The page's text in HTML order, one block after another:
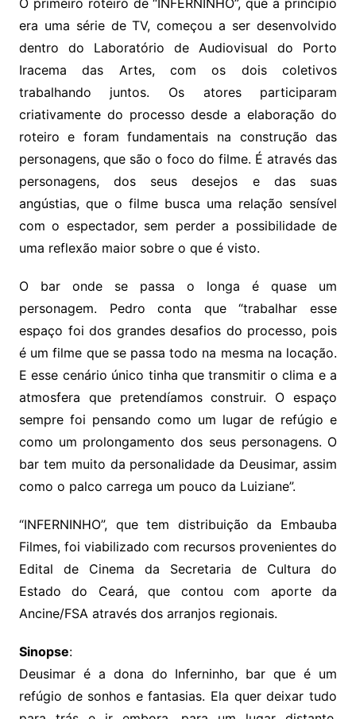
O primeiro roteiro de “INFERNINHO”, que a principio
era uma série de TV, começou a ser desenvolvido
dentro do Laboratório de Audiovisual do Porto
Iracema das Artes, com os dois coletivos
trabalhando juntos. Os atores participaram
criativamente do processo desde a elaboração do
roteiro e foram fundamentais na construção das
personagens, que são o foco do filme. É através das
personagens, dos seus desejos e das suas
angústias, que o filme busca uma relação sensível
com o espectador, sem perder a possibilidade de
uma reflexão maior sobre o que é visto.
O bar onde se passa o longa é quase um
personagem. Pedro conta que “trabalhar esse
espaço foi dos grandes desafios do processo, pois
é um filme que se passa todo na mesma na locação.
E esse cenário único tinha que transmitir o clima e a
atmosfera que pretendíamos construir. O espaço
sempre foi pensando como um lugar de refúgio e
como um prolongamento dos seus personagens. O
bar tem muito da personalidade da Deusimar, assim
como o palco carrega um pouco da Luiziane”.
“INFERNINHO”, que tem distribuição da Embauba
Filmes, foi viabilizado com recursos provenientes do
Edital de Cinema da Secretaria de Cultura do
Estado do Ceará, que contou com aporte da
Ancine/FSA através dos arranjos regionais.
Sinopse:
Deusimar é a dona do Inferninho, bar que é um
refúgio de sonhos e fantasias. Ela quer deixar tudo